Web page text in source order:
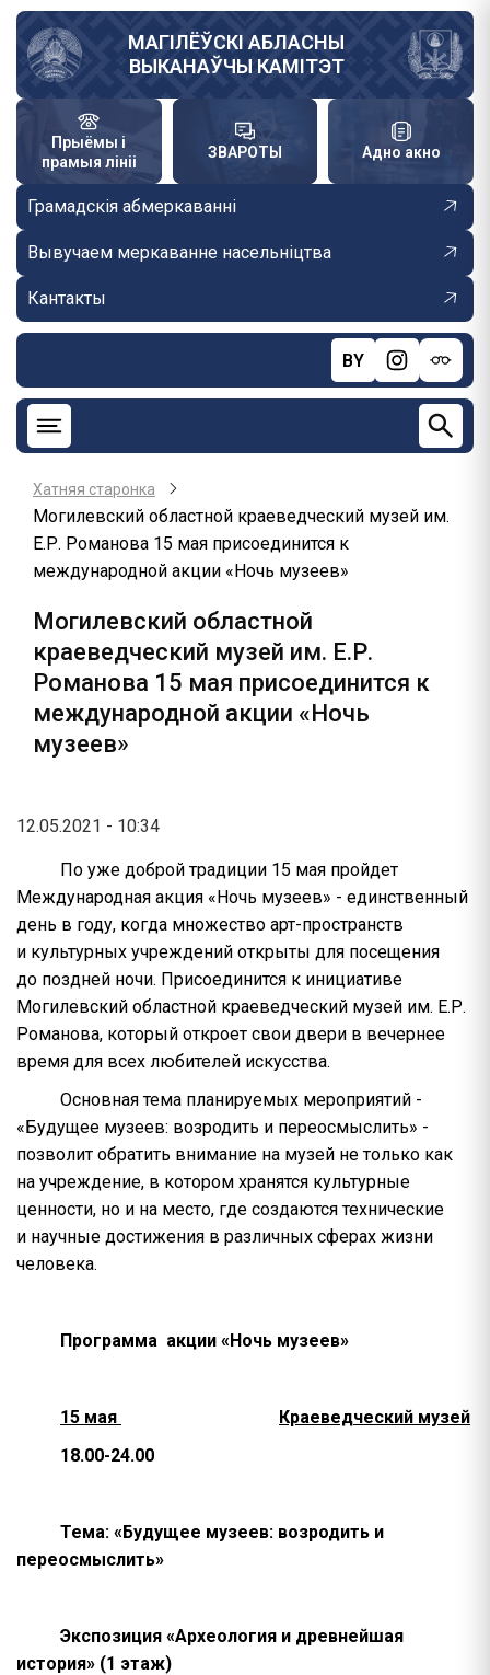
Skip
main
content
МАГІЛЁЎСКІ АБЛАСНЫ
ВЫКАНАЎЧЫ КАМІТЭТ
Прыёмы і
прамыя лініі
ЗВАРОТЫ Адно акно
Грамадскія абмеркаванні
Вывучаем меркаванне насельніцтва
Кантакты
BY
Хатняя старонка
Могилевский областной краеведческий музей им.
Е.Р. Романова 15 мая присоединится к
международной акции «Ночь музеев»
Могилевский областной
краеведческий музей им. Е.Р.
Романова 15 мая присоединится к
международной акции «Ночь
музеев»
12.05.2021 - 10:34
По уже доброй традиции 15 мая пройдет
Международная акция «Ночь музеев» - единственный
день в году, когда множество арт-пространств
и культурных учреждений открыты для посещения
до поздней ночи. Присоединится к инициативе
Могилевский областной краеведческий музей им. Е.Р.
Романова, который откроет свои двери в вечернее
время для всех любителей искусства.
Основная тема планируемых мероприятий -
«Будущее музеев: возродить и переосмыслить» -
позволит обратить внимание на музей не только как
на учреждение, в котором хранятся культурные
ценности, но и на место, где создаются технические
и научные достижения в различных сферах жизни
человека.
Программа акции «Ночь музеев»
15 мая
Краеведческий музей
18.00-24.00
Тема: «Будущее музеев: возродить и
переосмыслить»
Экспозиция «Археология и древнейшая
история» (1 этаж)